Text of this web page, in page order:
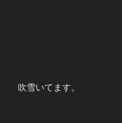
吹雪いてます。